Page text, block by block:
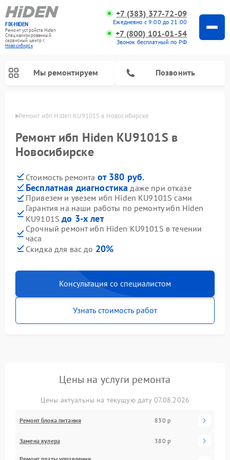
FIX-HIDEN
Ремонт устройств Hiden
Специализированный
cервисный центр г.
Новосибирск
+7 (383) 377-72-09
Ежедневно с 9:00 до 21:00
+7 (800) 101-01-54
Звонок бесплатный по РФ
Мы ремонтируем Позвонить
Ремонт ибп Hiden KU9101S в Новосибирске
Ремонт ибп Hiden KU9101S в
Новосибирске
Стоимость ремонта от 380 руб.
Бесплатная диагностика даже при отказе
Привезем и увезем ибп Hiden KU9101S сами
Гарантия на наши работы по ремонту ибп Hiden
KU9101Sдо 3-х лет
Срочный ремонт ибп Hiden KU9101S в течении
часа
Скидка для вас до 20%
Консультация со специалистом
Узнать стоимость работ
Цены на услуги ремонта
Цены актуальны на текущую дату 07.08.2026
Ремонт блока питания 830 р
Замена кулера 380 р